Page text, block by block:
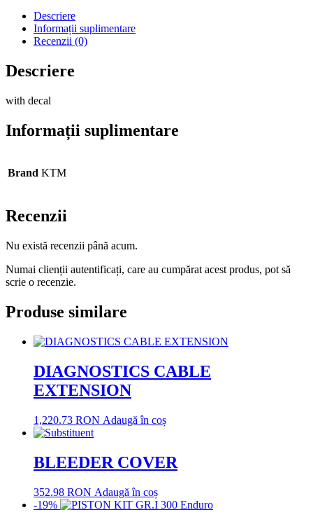
Descriere
Informații suplimentare
Recenzii (0)
Descriere
with decal
Informații suplimentare
Brand KTM
Recenzii
Nu există recenzii până acum.
Numai clienții autentificați, care au cumpărat acest produs, pot să
scrie o recenzie.
Produse similare
DIAGNOSTICS CABLE
EXTENSION
1,220.73 RON Adaugă în coș
BLEEDER COVER
352.98 RON Adaugă în coș
-19%